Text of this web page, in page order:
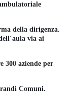
della dirigenza.
via ai
300 aziende per
Comuni.